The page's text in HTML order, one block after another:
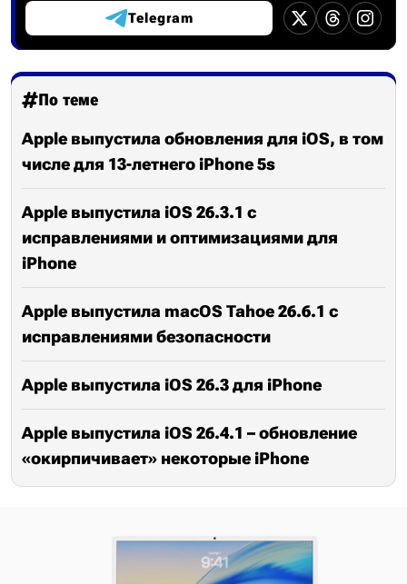
Telegram
По теме
Apple выпустила обновления для iOS, в том
числе для 13-летнего iPhone 5s
Apple выпустила iOS 26.3.1 с
исправлениями и оптимизациями для
iPhone
Apple выпустила macOS Tahoe 26.6.1 с
исправлениями безопасности
Apple выпустила iOS 26.3 для iPhone
Apple выпустила iOS 26.4.1 – обновление
«окирпичивает» некоторые iPhone